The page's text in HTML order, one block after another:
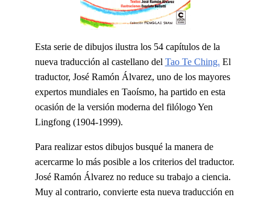
Esta serie de dibujos ilustra los 54 capítulos de la
nueva traducción al castellano del Tao Te Ching. El
traductor, José Ramón Álvarez, uno de los mayores
expertos mundiales en Taoísmo, ha partido en esta
ocasión de la versión moderna del filólogo Yen
Lingfong (1904-1999).
Para realizar estos dibujos busqué la manera de
acercarme lo más posible a los criterios del traductor.
José Ramón Álvarez no reduce su trabajo a ciencia.
Muy al contrario, convierte esta nueva traducción en